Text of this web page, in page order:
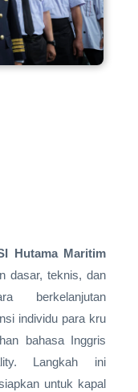
Hutama Maritim
dasar, teknis, dan
berkelanjutan
individu para kru
bahasa Inggris
Langkah ini
untuk kapal